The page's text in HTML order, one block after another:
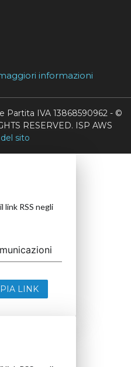
informazioni
Partita IVA 13868590962 - ©
RESERVED. ISP AWS
sito
link RSS negli
LINK